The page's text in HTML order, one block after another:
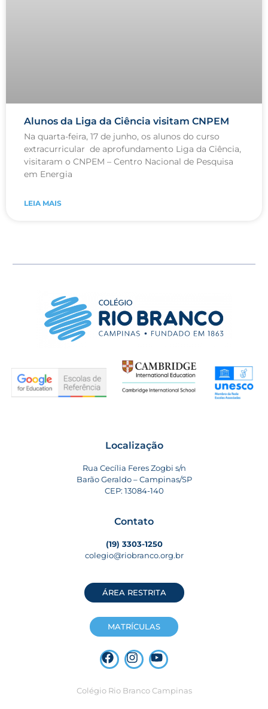
Alunos da Liga da Ciência visitam CNPEM
Na quarta-feira, 17 de junho, os alunos do curso
extracurricular de aprofundamento Liga da Ciência,
visitaram o CNPEM – Centro Nacional de Pesquisa
em Energia
LEIA MAIS
Localização
Rua Cecília Feres Zogbi s/n
Barão Geraldo – Campinas/SP
CEP: 13084-140
Contato
(19) 3303-1250
colegio@riobranco.org.br
ÁREA RESTRITA
MATRÍCULAS
Colégio Rio Branco Campinas